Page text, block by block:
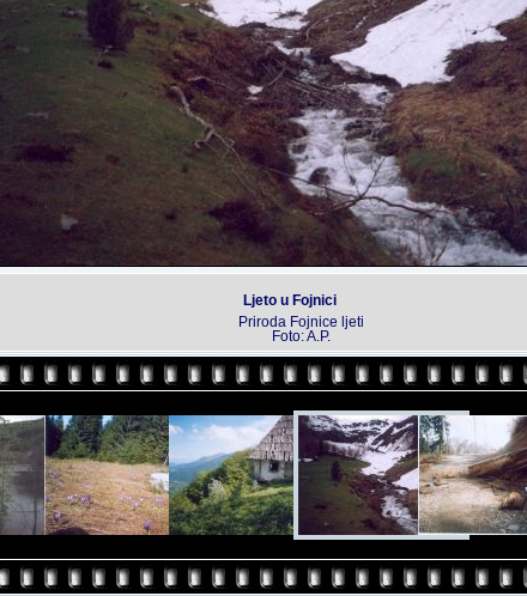
Ljeto u Fojnici
Priroda Fojnice ljeti
Foto: A.P.